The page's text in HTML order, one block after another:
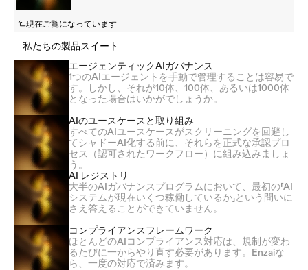
現在ご覧になっています
私たちの製品スイート
エージェンティックAIガバナンス
1つのAIエージェントを手動で管理することは容易で
す。しかし、それが10体、100体、あるいは1000体
となった場合はいかがでしょうか。
AIのユースケースと取り組み
すべてのAIユースケースがスクリーニングを回避し
てシャドーAI化する前に、それらを正式な承認プロ
セス（認可されたワークフロー）に組み込みましょ
う。
AI レジストリ
大半のAIガバナンスプログラムにおいて、最初の「AI
システムが現在いくつ稼働しているか」という問いに
さえ答えることができていません。
コンプライアンスフレームワーク
ほとんどのAIコンプライアンス対応は、規制が変わ
るたびに一からやり直す必要があります。Enzaiな
ら、一度の対応で済みます。